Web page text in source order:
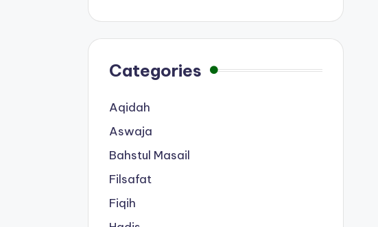
Categories
Aqidah
Aswaja
Bahstul Masail
Filsafat
Fiqih